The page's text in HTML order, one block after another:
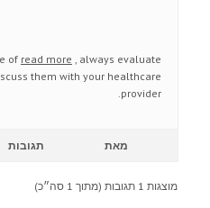
of read more , always evaluate
them with your healthcare
provider.
מאת תגובות
מוצגות 1 תגובות (מתוך 1 סה״כ)